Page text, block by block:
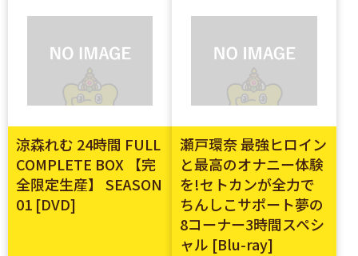
涼森れむ 24時間 FULL
COMPLETE BOX 【完
全限定生産】 SEASON
01 [DVD]
瀬戸環奈 最強ヒロイン
と最高のオナニー体験
を!セトカンが全力で
ちんしこサポート夢の
8コーナー3時間スペシ
ャル [Blu-ray]